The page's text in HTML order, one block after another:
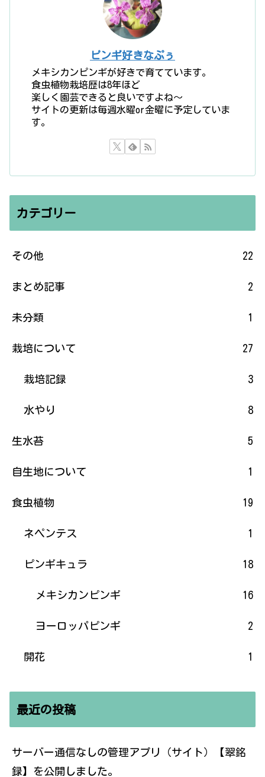
ピンギ好きなぷぅ
メキシカンピンギが好きで育てています。
食虫植物栽培歴は8年ほど
楽しく園芸できると良いですよね〜
サイトの更新は毎週水曜or金曜に予定していま
す。
カテゴリー
その他 22
まとめ記事 2
未分類 1
栽培について 27
栽培記録 3
水やり 8
生水苔 5
自生地について 1
食虫植物 19
ネペンテス 1
ピンギキュラ 18
メキシカンピンギ 16
ヨーロッパピンギ 2
開花 1
最近の投稿
サーバー通信なしの管理アプリ（サイト）【翠銘
録】を公開しました。